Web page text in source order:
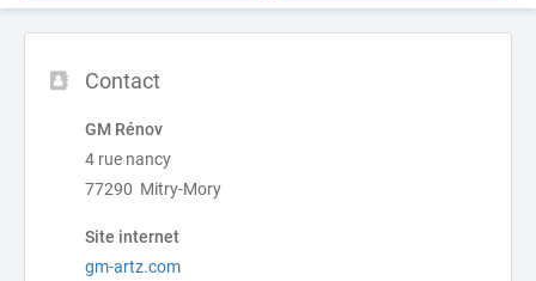
Contact
GM Rénov
4 rue nancy
77290 Mitry-Mory
Site internet
gm-artz.com